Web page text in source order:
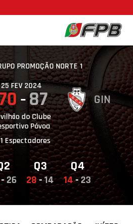
PROMOÇÃO NORTE 1
25 FEV 2024
87 GIN
do Clube
Póvoa
Espectadores
26
Q3
28-14
Q4
14-23